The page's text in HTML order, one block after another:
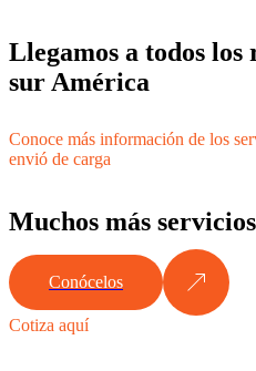
Llegamos a todos
sur América
Conoce más información de los
envió de carga
Muchos más
Conócelos
Cotiza aquí